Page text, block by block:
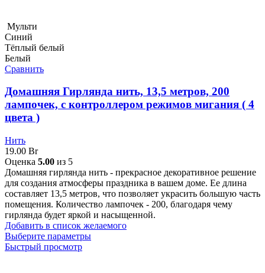
Мульти
Синий
Тёплый белый
Белый
Сравнить
Домашняя Гирлянда нить, 13,5 метров, 200
лампочек, с контроллером режимов мигания ( 4
цвета )
Нить
19.00 Br
Оценка 5.00 из 5
Домашняя гирлянда нить - прекрасное декоративное решение
для создания атмосферы праздника в вашем доме. Ее длина
составляет 13,5 метров, что позволяет украсить большую часть
помещения. Количество лампочек - 200, благодаря чему
гирлянда будет яркой и насыщенной.
Добавить в список желаемого
Выберите параметры
Быстрый просмотр